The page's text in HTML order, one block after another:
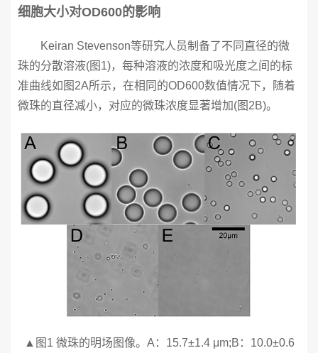
细胞大小对OD600的影响
Keiran Stevenson等研究人员制备了不同直径的微
珠的分散溶液(图1)，每种溶液的浓度和吸光度之间的标
准曲线如图2A所示，在相同的OD600数值情况下，随着
微珠的直径减小，对应的微珠浓度显著增加(图2B)。
▲图1 微珠的明场图像。A：15.7±1.4 μm;B：10.0±0.6